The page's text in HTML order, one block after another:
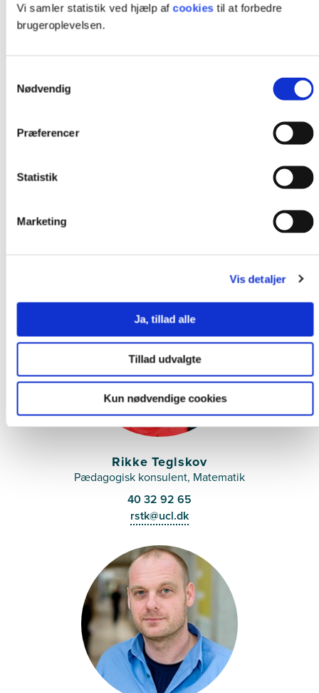
Vi samler statistik ved hjælp afcookiestil at forbedre
brugeroplevelsen.
Nødvendig
Præferencer
Statistik
Marketing
Vis detaljer
Ja, tillad alle
Tillad udvalgte
Kun nødvendige cookies
specialpædagogik og ordblindhed i danskfaget
Rikke Teglskov
Pædagogisk konsulent, Matematik
40 32 92 65
rstk@ucl.dk